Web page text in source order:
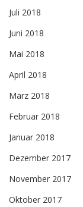
Juli 2018
Juni 2018
Mai 2018
April 2018
März 2018
Februar 2018
Januar 2018
Dezember 2017
November 2017
Oktober 2017